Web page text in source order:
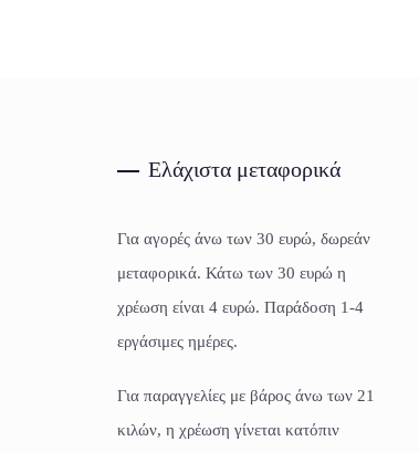
Ελάχιστα μεταφορικά
Για αγορές άνω των 30 ευρώ, δωρεάν
μεταφορικά. Κάτω των 30 ευρώ η
χρέωση είναι 4 ευρώ. Παράδοση 1-4
εργάσιμες ημέρες.
Για παραγγελίες με βάρος άνω των 21
κιλών, η χρέωση γίνεται κατόπιν